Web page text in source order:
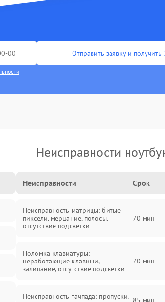
Отправить заявку и
Неисправности
Неисправности Срок
Неисправность матрицы: битые
пиксели, мерцание, полосы,
отсутствие подсветки
70 мин
Поломка клавиатуры:
неработающие клавиши,
залипание, отсутствие подсветки
70 мин
Неисправность тачпада: пропуски, 85 мин